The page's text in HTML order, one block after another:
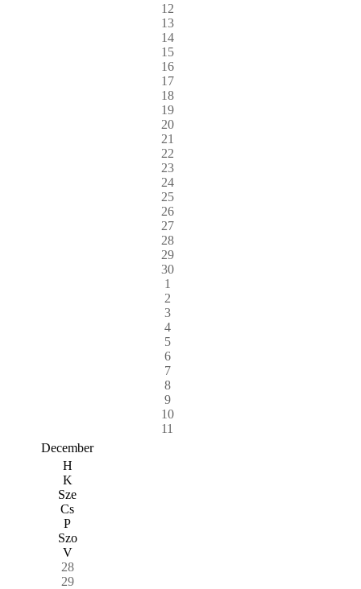
12
13
14
15
16
17
18
19
20
21
22
23
24
25
26
27
28
29
30
1
2
3
4
5
6
7
8
9
10
11
December
H
K
Sze
Cs
P
Szo
V
28
29